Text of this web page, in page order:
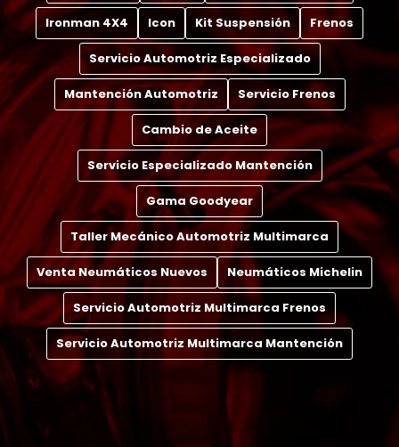
Ironman 4X4 Icon Kit Suspensión Frenos
Servicio Automotriz Especializado
Mantención Automotriz Servicio Frenos
Cambio de Aceite
Servicio Especializado Mantención
Gama Goodyear
Taller Mecánico Automotriz Multimarca
Venta Neumáticos Nuevos Neumáticos Michelin
Servicio Automotriz Multimarca Frenos
Servicio Automotriz Multimarca Mantención